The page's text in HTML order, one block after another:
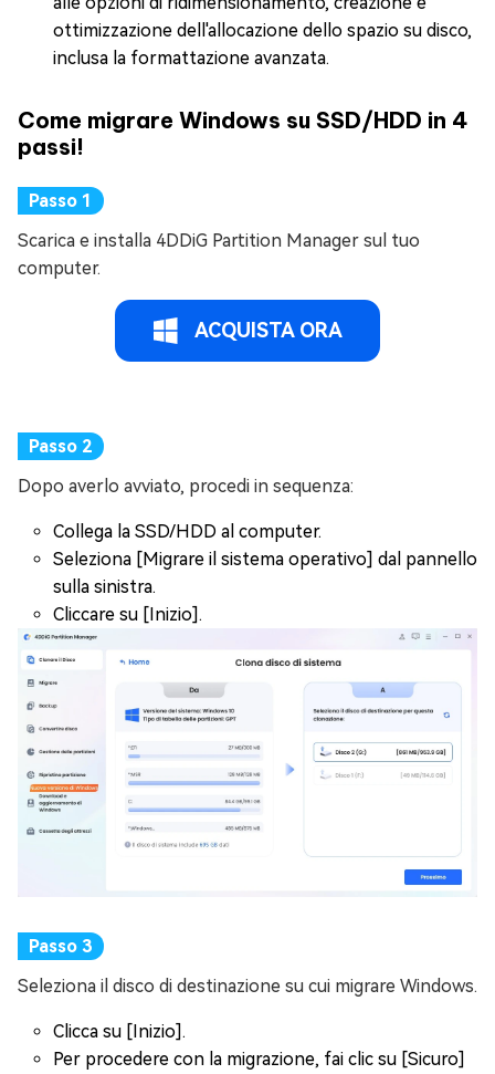
ottimizzazione dell'allocazione dello spazio su disco,
inclusa la formattazione avanzata.
Come migrare Windows su SSD/HDD in 4
passi!
Scarica e installa 4DDiG Partition Manager sul tuo
computer.
ACQUISTA ORA
Dopo averlo avviato, procedi in sequenza:
Collega la SSD/HDD al computer.
Seleziona [Migrare il sistema operativo] dal pannello
sulla sinistra.
Cliccare su [Inizio].
Seleziona il disco di destinazione su cui migrare Windows.
Clicca su [Inizio].
Per procedere con la migrazione, fai clic su [Sicuro]